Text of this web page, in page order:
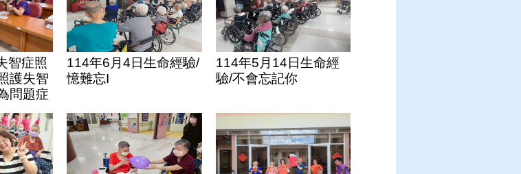
智症照
護失智
問題症
程(第
114年6月4日生命經驗/
憶難忘I
114年5月14日生命經
驗/不會忘記你